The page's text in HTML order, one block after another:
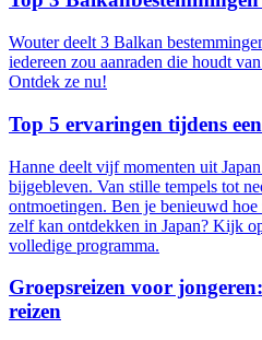
Wouter deelt 3 Balkan
iedereen zou aanraden die houdt
Ontdek ze nu!
Top 5 ervaringen tijdens
Hanne deelt vijf momenten uit
bijgebleven. Van stille tempels tot
ontmoetingen. Ben je benieuwd
zelf kan ontdekken in Japan? Kijk
volledige programma.
Groepsreizen voor
reizen